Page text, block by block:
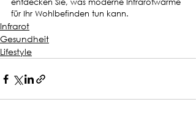
entdecken Sie, was moderne Infrarotwärme
für Ihr Wohlbefinden tun kann.
Infrarot
Gesundheit
Lifestyle